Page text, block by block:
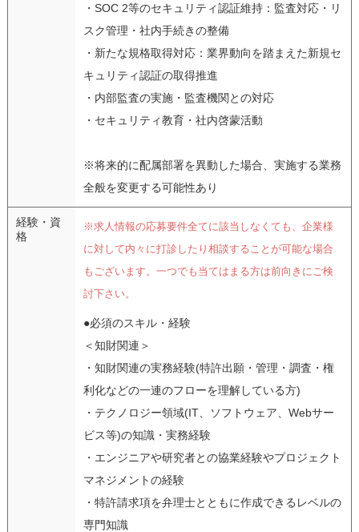
・SOC 2等のセキュリティ認証維持：監査対応・リ
スク管理・社内手続きの整備
・新たな規格取得対応：業界動向を踏まえた新規セ
キュリティ認証の取得推進
・内部監査の実施・監査機関との対応
・セキュリティ教育・社内啓蒙活動
※将来的に配属部署を異動した場合、実施する業務
全般を変更する可能性あり
経験・資
格
※求人情報の応募要件全てに該当しなくても、企業様
に対して内々に打診したり相談することが可能な場合
もございます。一つでも当てはまる方は前向きにご検
討下さい。
●必須のスキル・経験
＜知財関連＞
・知財関連の実務経験(特許出願・管理・調査・権
利化などの一連のフローを理解している方)
・テクノロジー領域(IT、ソフトウェア、Webサー
ビス等)の知識・実務経験
・エンジニアや研究者との協業経験やプロジェクト
マネジメントの経験
・特許請求項を弁理士とともに作成できるレベルの
専門知識